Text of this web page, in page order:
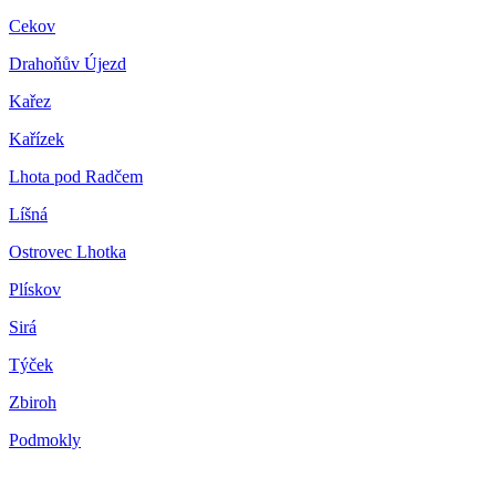
Cekov
Drahoňův Újezd
Kařez
Kařízek
Lhota pod Radčem
Líšná
Ostrovec Lhotka
Plískov
Sirá
Týček
Zbiroh
Podmokly